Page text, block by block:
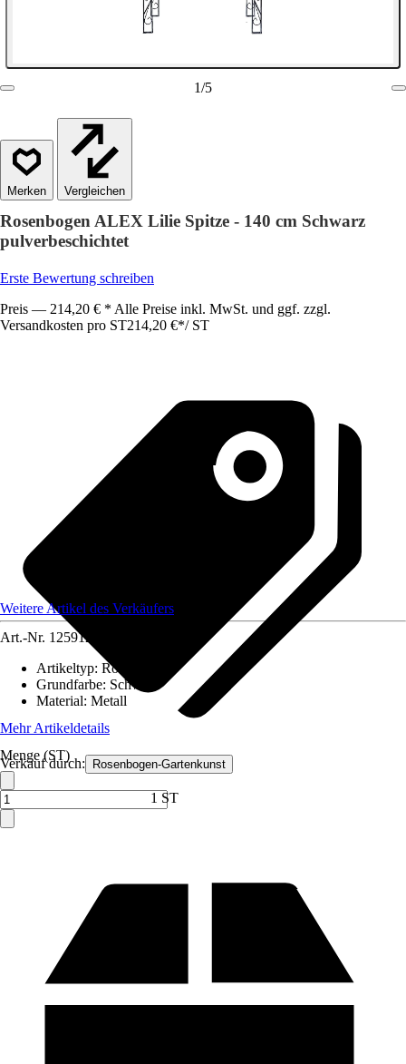
1/5
Vergleichen
Rosenbogen ALEX Lilie Spitze - 140 cm Schwarz
pulverbeschichtet
Erste Bewertung schreiben
Preis — 214,20 € * Alle Preise inkl. MwSt. und ggf. zzgl.
Versandkosten pro ST214,20 €*/ ST
Verkauf durch: Rosenbogen-Gartenkunst
Weitere Artikel des Verkäufers
Art.-Nr. 12591274
Artikeltyp: Rosenbogen
Grundfarbe: Schwarz
Material: Metall
Mehr Artikeldetails
Menge (ST)
1 ST